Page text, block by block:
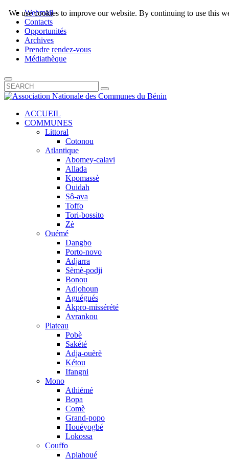
Webmail
Contacts
Opportunités
Archives
Prendre rendez-vous
Médiathèque
ACCUEIL
COMMUNES
Littoral
Cotonou
Atlantique
Abomey-calavi
Allada
Kpomassè
Ouidah
Sô-ava
Toffo
Tori-bossito
Zè
Ouémé
Dangbo
Porto-novo
Adjarra
Sèmè-podji
Bonou
Adjohoun
Aguégués
Akpro-missérété
Avrankou
Plateau
Pobè
Sakété
Adja-ouèrè
Kétou
Ifangni
Mono
Athiémé
Bopa
Comè
Grand-popo
Houéyogbé
Lokossa
Couffo
Aplahoué
We use cookies to improve our website. By continuing to use this